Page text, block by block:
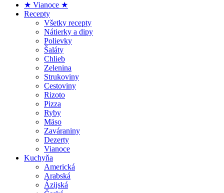
★ Vianoce ★
Recepty
Všetky recepty
Nátierky a dipy
Polievky
Šaláty
Chlieb
Zelenina
Strukoviny
Cestoviny
Rizoto
Pizza
Ryby
Mäso
Zaváraniny
Dezerty
Vianoce
Kuchyňa
Americká
Arabská
Ázijská